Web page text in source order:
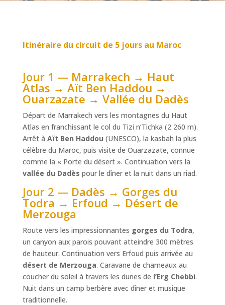
Itinéraire du circuit de 5 jours au Maroc
Jour 1 — Marrakech → Haut
Atlas → Aït Ben Haddou →
Ouarzazate → Vallée du Dadès
Départ de Marrakech vers les montagnes du Haut
Atlas en franchissant le col du Tizi n’Tichka (2 260 m).
Arrêt à Aït Ben Haddou (UNESCO), la kasbah la plus
célèbre du Maroc, puis visite de Ouarzazate, connue
comme la « Porte du désert ». Continuation vers la
vallée du Dadès pour le dîner et la nuit dans un riad.
Jour 2 — Dadès → Gorges du
Todra → Erfoud → Désert de
Merzouga
Route vers les impressionnantes gorges du Todra,
un canyon aux parois pouvant atteindre 300 mètres
de hauteur. Continuation vers Erfoud puis arrivée au
désert de Merzouga. Caravane de chameaux au
coucher du soleil à travers les dunes de l’Erg Chebbi.
Nuit dans un camp berbère avec dîner et musique
traditionnelle.